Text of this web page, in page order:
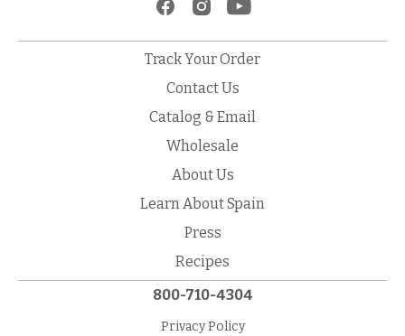
Track Your Order
Contact Us
Catalog & Email
Wholesale
About Us
Learn About Spain
Press
Recipes
800-710-4304
Privacy Policy